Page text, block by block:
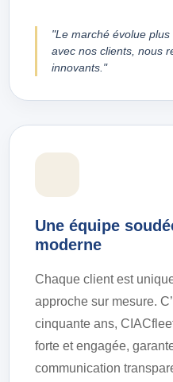
"Le marché évolue
avec nos clients, nous
innovants."
Une équipe
moderne
Chaque client est
approche sur mesure.
cinquante ans,
forte et engagée,
communication